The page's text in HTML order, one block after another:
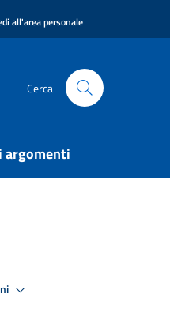
all'area personale
Cerca
argomenti